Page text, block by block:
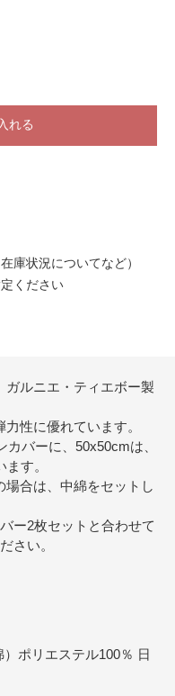
れる
庫状況についてなど）
ください
ガルニエ・ティエボー製
性に優れています。
バーに、50x50cmは、
す。
場合は、中綿をセットし
ー2枚セットと合わせて
さい。
）ポリエステル100％ 日